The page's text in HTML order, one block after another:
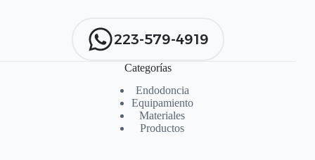
223-579-4919
Categorías
Endodoncia
Equipamiento
Materiales
Productos